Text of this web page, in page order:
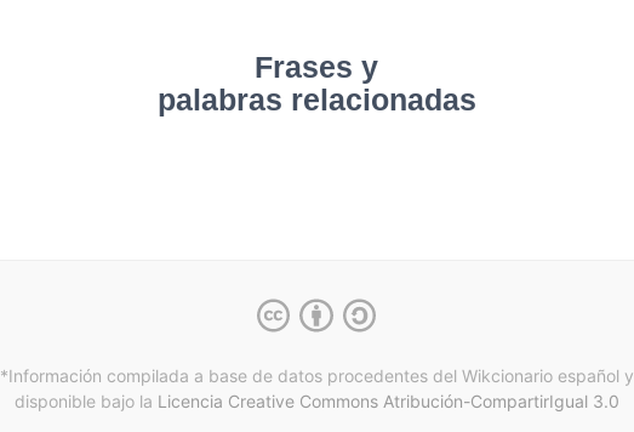
Frases y
palabras relacionadas
*Información compilada a base de datos procedentes del Wikcionario español y
disponible bajo la Licencia Creative Commons Atribución-CompartirIgual 3.0